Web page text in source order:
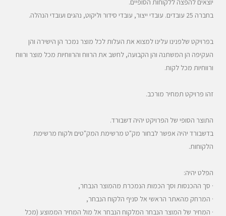
יוצאים להפצה ללקוחות הסופיים.
בחברה 25 עובדים. עובדי ייצור, עובדי סידור וליקוט, נהגים ועובדי הנהלה.
בפרויקט שלפנינו עלינו למצוא את העלות לכל מוצר נמכר הן הישירה והן
העקיפה הן המשתנה והן הקבועה, לחשב את הרווח והרווחיות מכל מוצר ורווח
ורווחיות מכל לקוח.
זהו פרויקט תמחיר מורכב.
התוצר הסופי של הפרויקט יהיה דשבורד.
בדשבורד יהיה אפשר לבחור מק"ט מרשימת המק"טים ולקוח מרשימת
הלקוחות.
הפלט יהיה:
· סך ההכנסות וסך הכמות הנמכרת מהמוצר הנבחר,
· המרחק מהאתר הראשי אל סניף הלקוח הנבחר,
· המחיר של המוצר הנבחר המלקוח הנבחר אל מול המחיר הממוצע (מכל